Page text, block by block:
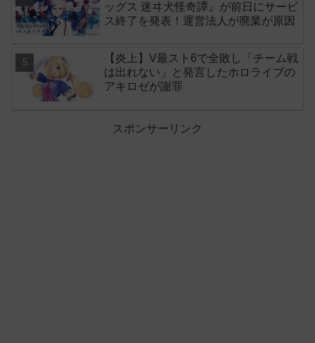
ッグス 迷ヰ犬怪奇譚』が前日にサービ
ス終了を発表！運営法人が廃業が原因
【炎上】V最スト6で全敗し「チーム戦
は出れない」と発言したホロライブの
アキロゼが謝罪
スポンサーリンク